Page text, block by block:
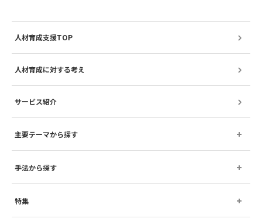
人材育成支援TOP
人材育成に対する考え
サービス紹介
主要テーマから探す
手法から探す
特集